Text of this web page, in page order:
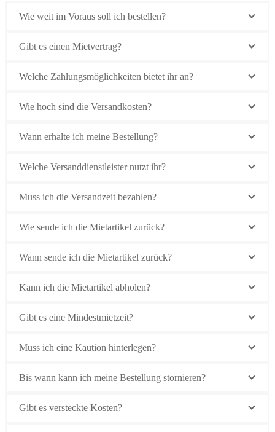
Wie weit im Voraus soll ich bestellen?
Gibt es einen Mietvertrag?
Welche Zahlungsmöglichkeiten bietet ihr an?
Wie hoch sind die Versandkosten?
Wann erhalte ich meine Bestellung?
Welche Versanddienstleister nutzt ihr?
Muss ich die Versandzeit bezahlen?
Wie sende ich die Mietartikel zurück?
Wann sende ich die Mietartikel zurück?
Kann ich die Mietartikel abholen?
Gibt es eine Mindestmietzeit?
Muss ich eine Kaution hinterlegen?
Bis wann kann ich meine Bestellung stornieren?
Gibt es versteckte Kosten?